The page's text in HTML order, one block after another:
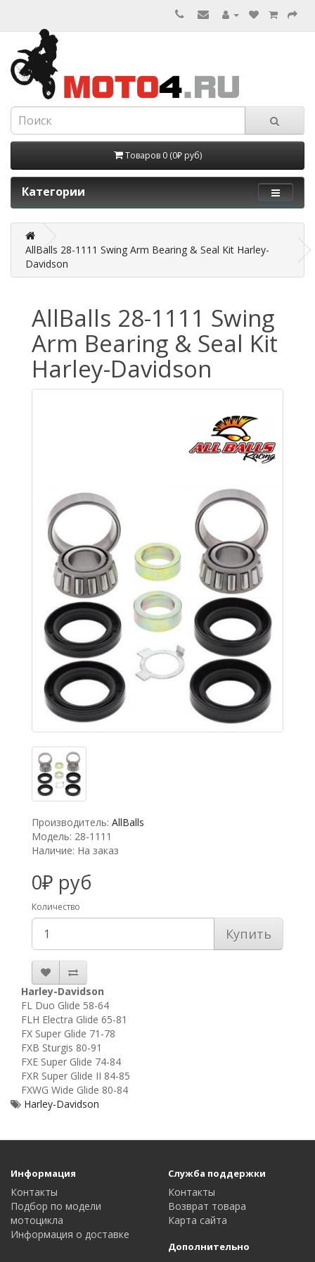
Товаров 0 (0₽ руб)
Категории
AllBalls 28-1111 Swing Arm Bearing & Seal Kit Harley-
Davidson
AllBalls 28-1111 Swing
Arm Bearing & Seal Kit
Harley-Davidson
Производитель: AllBalls
Модель: 28-1111
Наличие: На заказ
0₽ руб
Количество
Купить
Harley-Davidson
FL Duo Glide 58-64
FLH Electra Glide 65-81
FX Super Glide 71-78
FXB Sturgis 80-91
FXE Super Glide 74-84
FXR Super Glide II 84-85
FXWG Wide Glide 80-84
Harley-Davidson
Информация
Контакты
Подбор по модели
мотоцикла
Информация о доставке
Служба поддержки
Контакты
Возврат товара
Карта сайта
Дополнительно